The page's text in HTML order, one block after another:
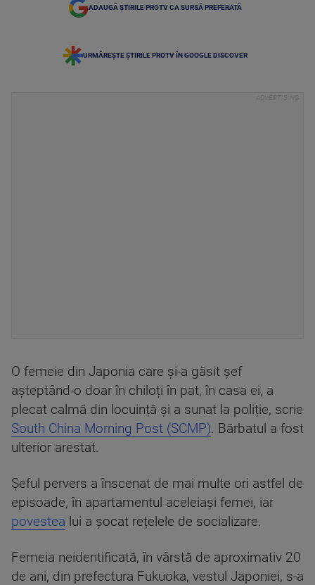
ADAUGĂ ȘTIRILE PROTV CA SURSĂ PREFERATĂ
URMĂREȘTE ȘTIRILE PROTV ÎN GOOGLE DISCOVER
O femeie din Japonia care și-a găsit șef
așteptând-o doar în chiloți în pat, în casa ei, a
plecat calmă din locuință și a sunat la poliție, scrie
South China Morning Post (SCMP). Bărbatul a fost
ulterior arestat.
Șeful pervers a înscenat de mai multe ori astfel de
episoade, în apartamentul aceleiași femei, iar
povestea lui a șocat rețelele de socializare.
Femeia neidentificată, în vârstă de aproximativ 20
de ani, din prefectura Fukuoka, vestul Japoniei, s-a